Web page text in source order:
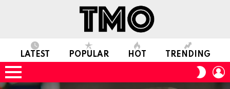
LATEST POPULAR HOT TRENDING
Menu
SKIN